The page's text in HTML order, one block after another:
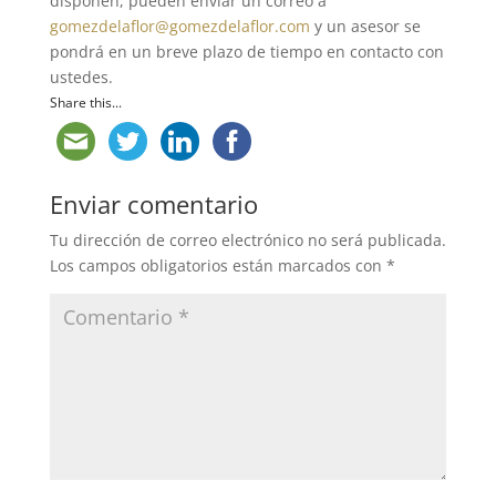
gomezdelaflor@gomezdelaflor.com y un asesor se
pondrá en un breve plazo de tiempo en contacto con
ustedes.
Share this...
Enviar comentario
Tu dirección de correo electrónico no será publicada.
Los campos obligatorios están marcados con *